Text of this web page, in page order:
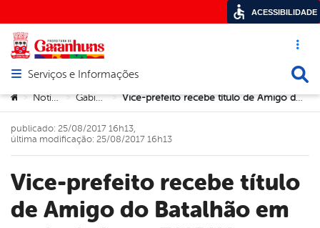
Acesso
Abrir menu principal de navegação
Serviços e Informações
Você está aqui:
> Notícias > Gabinete > Vice-prefeito recebe título de Amigo do Batalhão em cerimônia no 71ºBIMtz
Vice-prefeito recebe título
de Amigo do Batalhão em
publicado: 25/08/2017 16h13,
última modificação: 25/08/2017 16h13
ACESSIBILIDADE